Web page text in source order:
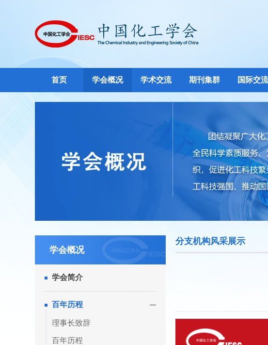
首页 学会概况 学术交流 期刊集群 国际交流
学会概况
学会简介
百年历程
理事长致辞
百年历程
分支机构风采展示